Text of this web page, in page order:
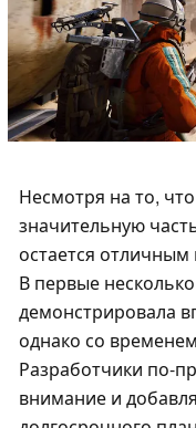
Несмотря на то,
значительную
остается
В первые
демонстрировала
однако со
Разработчики по-
внимание и